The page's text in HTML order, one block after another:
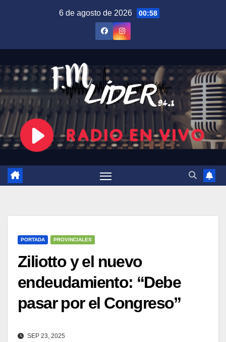
6 de agosto de 2026 00:58
PORTADA PROVINCIALES
Ziliotto y el nuevo
endeudamiento: “Debe
pasar por el Congreso”
SEP 23, 2025